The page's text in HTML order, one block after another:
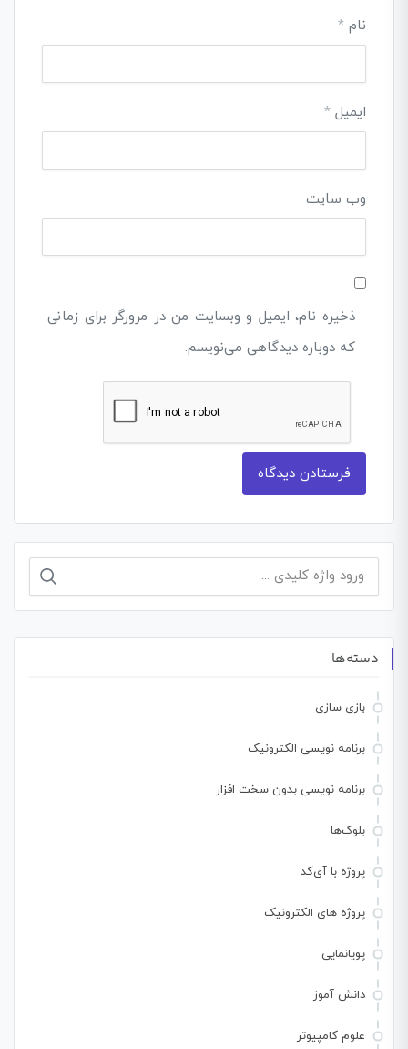
نام *
ایمیل *
وب‌ سایت
ذخیره نام، ایمیل و وبسایت من در مرورگر برای زمانی
که دوباره دیدگاهی می‌نویسم.
جستجو
برای:
دسته‌ها
بازی سازی
برنامه نویسی الکترونیک
برنامه نویسی بدون سخت افزار
بلوک‌ها
پروژه با آی‌کد
پروژه های الکترونیک
پویانمایی
دانش آموز
علوم کامپیوتر